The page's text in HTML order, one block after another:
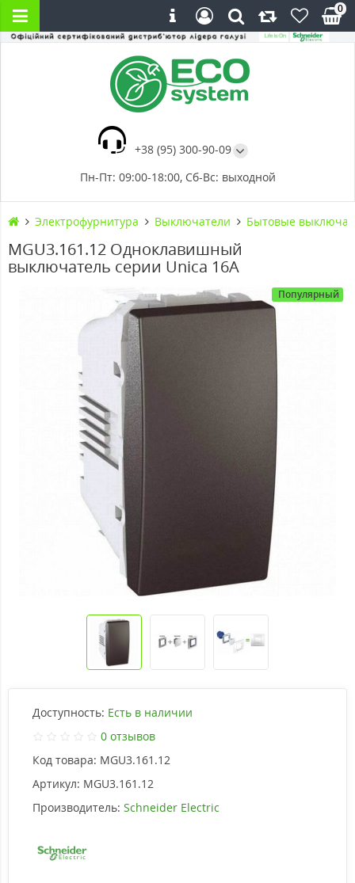
+38 (95) 300-90-09
Пн-Пт: 09:00-18:00, Сб-Вс: выходной
0
Электрофурнитура Выключатели Бытовые
MGU3.161.12 Одноклавишный
выключатель серии Unica 16А
Популярный
Доступность: Есть в наличии
0 отзывов
Код товара: MGU3.161.12
Артикул: MGU3.161.12
Производитель: Schneider Electric